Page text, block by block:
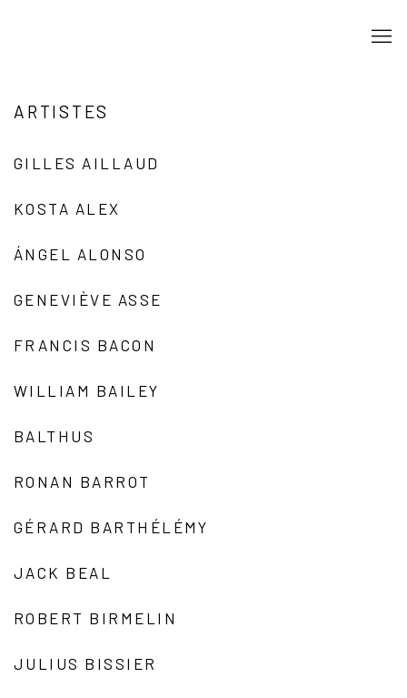
ARTISTES
GILLES AILLAUD
KOSTA ALEX
ÁNGEL ALONSO
GENEVIÈVE ASSE
FRANCIS BACON
WILLIAM BAILEY
BALTHUS
RONAN BARROT
GÉRARD BARTHÉLÉMY
JACK BEAL
ROBERT BIRMELIN
JULIUS BISSIER